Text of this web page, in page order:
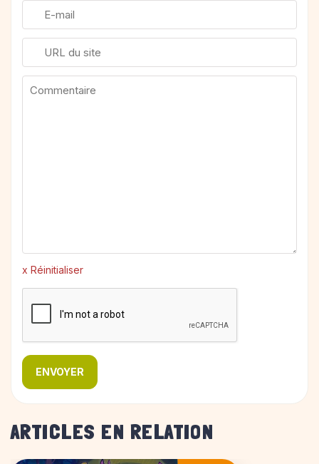
x Réinitialiser
ENVOYER
ARTICLES EN RELATION